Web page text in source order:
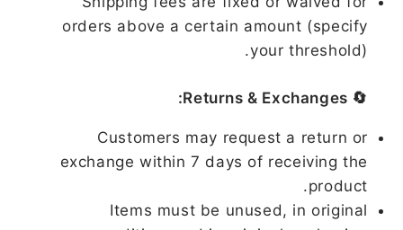
orders above a certain amount (specify
your threshold).
🔄 Returns & Exchanges:
Customers may request a return or
exchange within 7 days of receiving the
product.
Items must be unused, in original